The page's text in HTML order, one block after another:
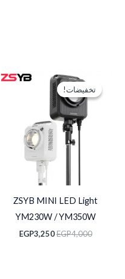
تخفيضات!
تخفيضات!
ZSYB MINI LED Light
YM230W / YM350W
EGP4,000
السعر
الأصلي
هو:
EGP4,000.
EGP3,250
السعر
الحالي